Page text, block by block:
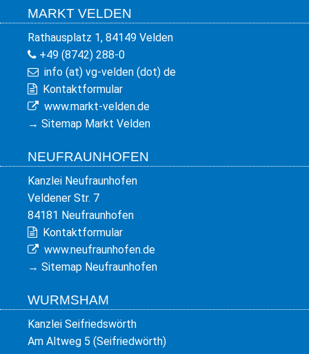
MARKT VELDEN
Rathausplatz 1, 84149 Velden
+49 (8742) 288-0
info (at) vg-velden (dot) de
Kontaktformular
www.markt-velden.de
→ Sitemap Markt Velden
NEUFRAUNHOFEN
Kanzlei Neufraunhofen
Veldener Str. 7
84181 Neufraunhofen
Kontaktformular
www.neufraunhofen.de
→ Sitemap Neufraunhofen
WURMSHAM
Kanzlei Seifriedswörth
Am Altweg 5 (Seifriedwörth)